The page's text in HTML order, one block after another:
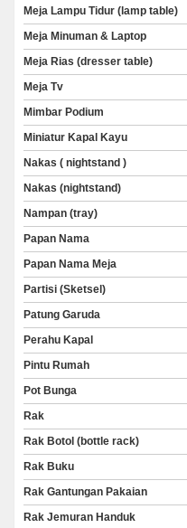
Meja Lampu Tidur (lamp table)
Meja Minuman & Laptop
Meja Rias (dresser table)
Meja Tv
Mimbar Podium
Miniatur Kapal Kayu
Nakas ( nightstand )
Nakas (nightstand)
Nampan (tray)
Papan Nama
Papan Nama Meja
Partisi (Sketsel)
Patung Garuda
Perahu Kapal
Pintu Rumah
Pot Bunga
Rak
Rak Botol (bottle rack)
Rak Buku
Rak Gantungan Pakaian
Rak Jemuran Handuk